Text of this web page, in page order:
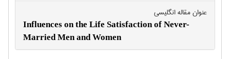
عنوان مقاله انگليسی
Influences on the Life Satisfaction of Never-
Married Men and Women